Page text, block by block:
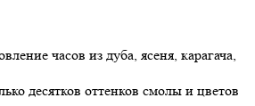
часов из дуба, ясеня, карагача,
десятков оттенков смолы и цветов